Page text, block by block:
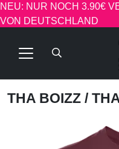
NEU: NUR NOCH 3.90€
VON DEUTSCHLAND
THA BOIZZ /